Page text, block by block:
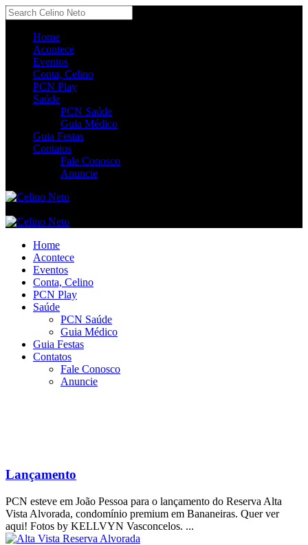
Home
Acontece
Eventos
Conta, Celino
PCN Play
Saúde
PCN Saúde
Guia Médico
Guia Festas
Contatos
Fale Conosco
Anuncie
Home
Acontece
Eventos
Conta, Celino
PCN Play
Saúde
PCN Saúde
Guia Médico
Guia Festas
Contatos
Fale Conosco
Anuncie
Lançamento
PCN esteve em João Pessoa para o lançamento do Reserva Alta
Vista Alvorada, condomínio premium em Bananeiras. Quer ver
aqui! Fotos by KELLVYN Vasconcelos. ...